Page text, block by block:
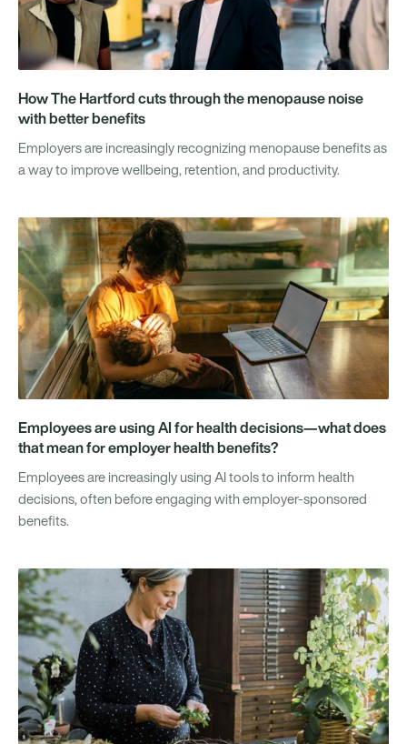
How The Hartford cuts through the menopause noise
with better benefits
Employers are increasingly recognizing menopause benefits as
a way to improve wellbeing, retention, and productivity.
Employees are using AI for health decisions—what does
that mean for employer health benefits?
Employees are increasingly using AI tools to inform health
decisions, often before engaging with employer-sponsored
benefits.